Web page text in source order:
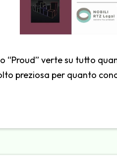
“Proud” verte su tutto
preziosa per quanto